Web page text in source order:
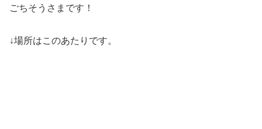
ごちそうさまです！
↓場所はこのあたりです。